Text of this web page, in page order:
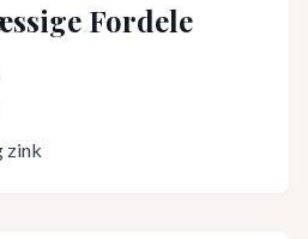
Fordele
zink